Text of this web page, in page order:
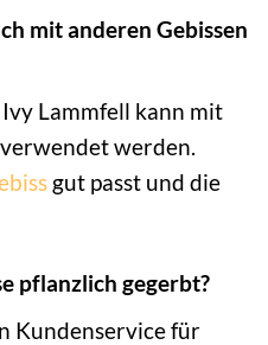
mit anderen Gebissen
Ivy Lammfell kann mit
werden.
gut passt und die
pflanzlich gegerbt?
Kundenservice für